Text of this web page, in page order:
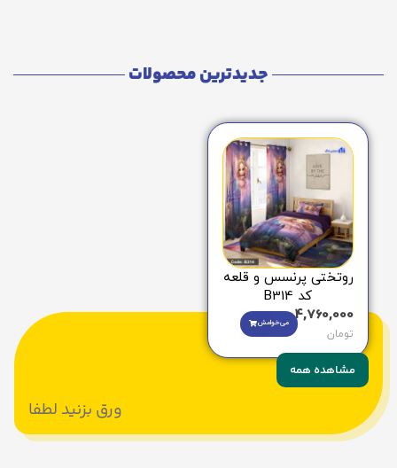
جدیدترین محصولات
روتختی پرنسس و قلعه
کد B314
4,760,000
تومان
می‌خوامش
مشاهده همه
ورق بزنید لطفا